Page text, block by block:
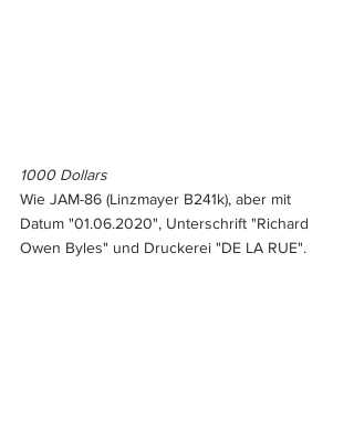
1000 Dollars
Wie JAM-86 (Linzmayer B241k), aber mit
Datum "01.06.2020", Unterschrift "Richard
Owen Byles" und Druckerei "DE LA RUE".